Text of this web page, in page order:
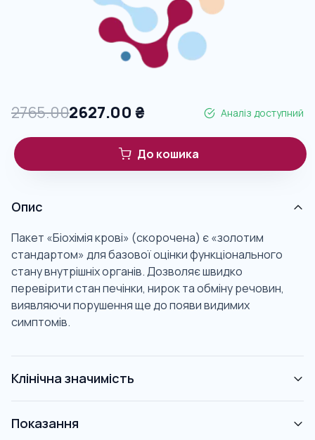
2765.002627.00 ₴ Аналіз доступний
До кошика
Опис
Пакет «Біохімія крові» (скорочена) є «золотим
стандартом» для базової оцінки функціонального
стану внутрішніх органів. Дозволяє швидко
перевірити стан печінки, нирок та обміну речовин,
виявляючи порушення ще до появи видимих
симптомів.
Клінічна значимість
Показання